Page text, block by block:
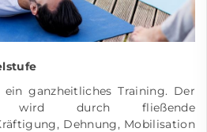
ganzheitliches Training. Der
wird durch fließende
Dehnung, Mobilisation